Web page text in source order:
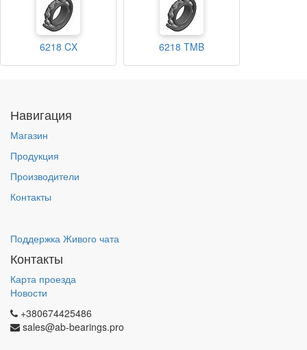
6218 CX 6218 TMB
Навигация
Магазин
Продукция
Производители
Контакты
Поддержка Живого чата
Контакты
Карта проезда
Новости
+380674425486
sales@ab-bearings.pro